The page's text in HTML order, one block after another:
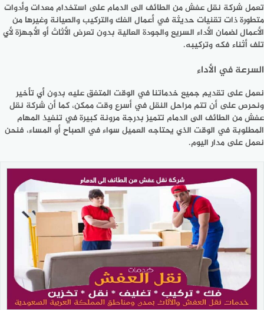
تعمل شركة نقل عفش من الطائف الى الدمام على استخدام معدات وأدوات
متطورة ذات تقنيات حديثة في أعمال الفك والتركيب والصيانة وغيرها من
الأعمال لضمان الأداء السريع والجودة العالية بدون تعرض الأثاث أو الأجهزة لأي
تلف أثناء فكه وتركيبه.
السرعة في الأداء
نعمل على تقديم جميع خدماتنا في الوقت المتفق عليه بدون أي تأخير
ونحرص على أن تتم مراحل النقل في أسرع وقت ممكن، كما أن شركة نقل
عفش من الطائف الى الدمام تتميز بدرجة مرونة كبيرة في تنفيذ المهام
المطلوبة في الوقت الذي يحتاجه العميل سواء في الصباح أو المساء، فنحن
نعمل على مدار اليوم.